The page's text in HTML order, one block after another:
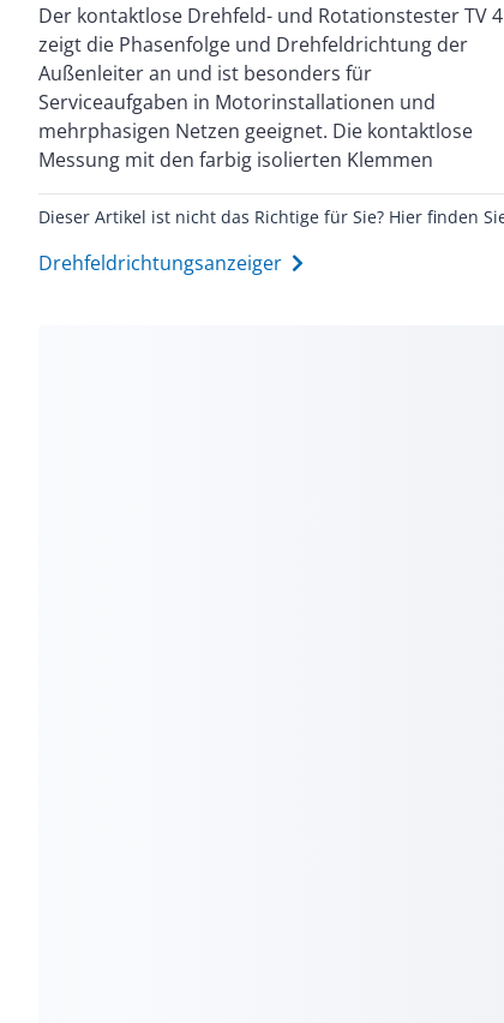
Der kontaktlose Drehfeld- und Rotationstester TV
zeigt die Phasenfolge und Drehfeldrichtung der
Außenleiter an und ist besonders für
Serviceaufgaben in Motorinstallationen und
mehrphasigen Netzen geeignet. Die kontaktlose
Messung mit den farbig isolierten Klemmen
beschleunigt den Serviceeinsatz und minimiert
Gefahr des Berührens elektrisch aktiver Leiter. Der
integrierte Rotationstester ermittelt zudem
kontaktlos durch Messung des Wechselmagnetfeldes
Dieser Artikel ist nicht das Richtige für Sie? Hier finden
Drehfeldrichtungsanzeiger